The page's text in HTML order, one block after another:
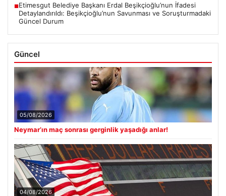
■Etimesgut Belediye Başkanı Erdal Beşikçioğlu’nun İfadesi
Detaylandırıldı: Beşikçioğlu’nun Savunması ve Soruşturmadaki
Güncel Durum
Güncel
05/08/2026
Neymar’ın maç sonrası gerginlik yaşadığı anlar!
04/08/2026